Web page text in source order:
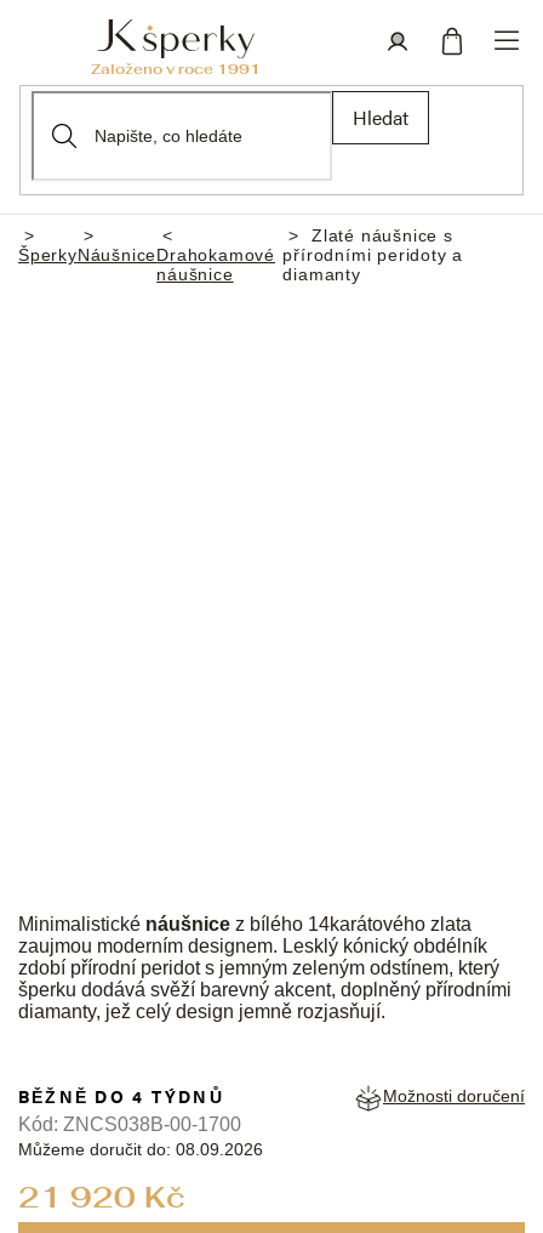
Hledat
Domů
ŠperkyNáušniceDrahokamové
náušnice
Zlaté náušnice s
přírodními peridoty a
diamanty
Minimalistické náušnice z bílého 14karátového zlata
zaujmou moderním designem. Lesklý kónický obdélník
zdobí přírodní peridot s jemným zeleným odstínem, který
šperku dodává svěží barevný akcent, doplněný přírodními
diamanty, jež celý design jemně rozjasňují.
21 920 Kč
BĚŽNĚ DO 4 TÝDNŮ
Můžeme doručit do: 08.09.2026
Možnosti doručení
Kód: ZNCS038B-00-1700